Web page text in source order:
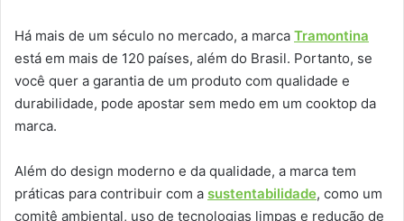
Há mais de um século no mercado, a marca Tramontina
está em mais de 120 países, além do Brasil. Portanto, se
você quer a garantia de um produto com qualidade e
durabilidade, pode apostar sem medo em um cooktop da
marca.
Além do design moderno e da qualidade, a marca tem
práticas para contribuir com a sustentabilidade, como um
comitê ambiental, uso de tecnologias limpas e redução de